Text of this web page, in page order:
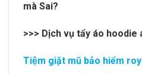
mà Sai?
>>> Dịch vụ tẩy áo hoodie
Tiệm giặt mũ bảo hiểm